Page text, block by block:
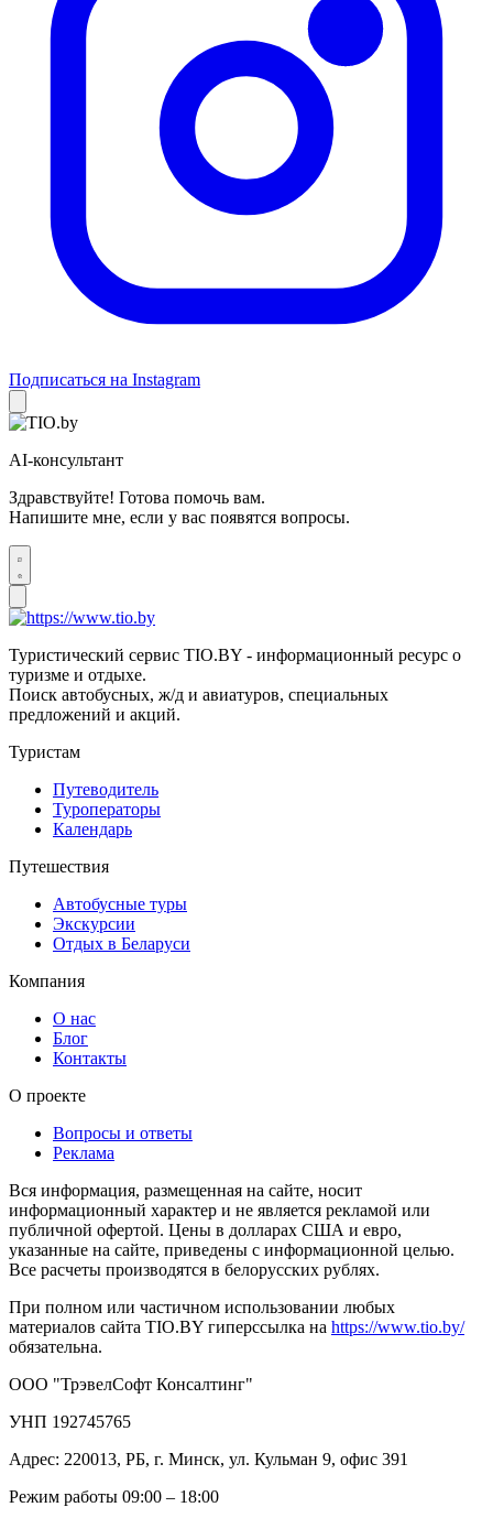
Подписаться на Instagram
AI-консультант
Здравствуйте! Готова помочь вам.
Напишите мне, если у вас появятся вопросы.
Туристический сервис TIO.BY - информационный ресурс о
туризме и отдыхе.
Поиск автобусных, ж/д и авиатуров, специальных
предложений и акций.
Туристам
Путеводитель
Туроператоры
Календарь
Путешествия
Автобусные туры
Экскурсии
Отдых в Беларуси
Компания
О нас
Блог
Контакты
О проекте
Вопросы и ответы
Реклама
Вся информация, размещенная на сайте, носит
информационный характер и не является рекламой или
публичной офертой. Цены в долларах США и евро,
указанные на сайте, приведены с информационной целью.
Все расчеты производятся в белорусских рублях.
При полном или частичном использовании любых
материалов сайта TIO.BY гиперссылка на https://www.tio.by/
обязательна.
ООО "ТрэвелСофт Консалтинг"
УНП 192745765
Адрес: 220013, РБ, г. Минск, ул. Кульман 9, офис 391
Режим работы 09:00 – 18:00